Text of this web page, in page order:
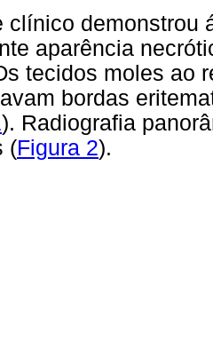
clínico demonstrou
aparência
tecidos moles ao
bordas
). Radiografia
(Figura 2).